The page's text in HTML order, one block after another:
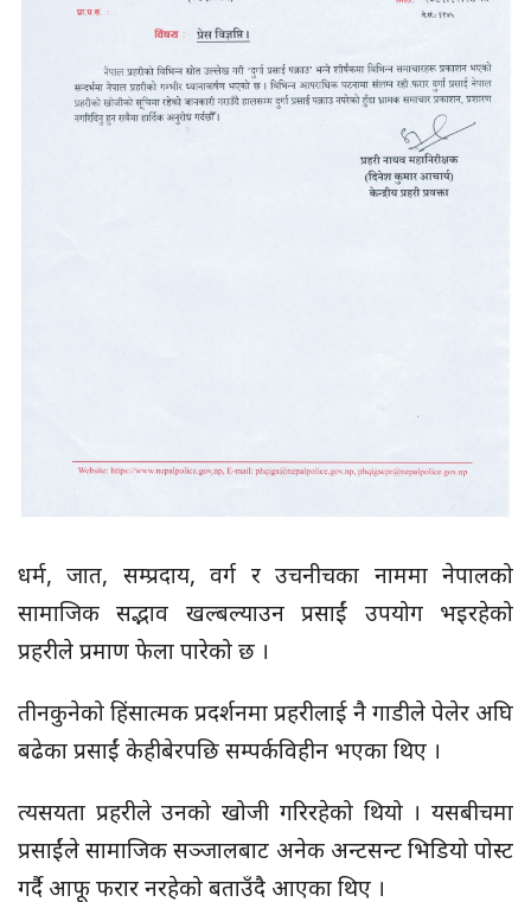
धर्म, जात, सम्प्रदाय, वर्ग र उचनीचका नाममा नेपालको
सामाजिक सद्भाव खल्बल्याउन प्रसाईं उपयोग भइरहेको
प्रहरीले प्रमाण फेला पारेको छ ।
तीनकुनेको हिंसात्मक प्रदर्शनमा प्रहरीलाई नै गाडीले पेलेर अघि
बढेका प्रसाईं केहीबेरपछि सम्पर्कविहीन भएका थिए ।
त्यसयता प्रहरीले उनको खोजी गरिरहेको थियो । यसबीचमा
प्रसाईंले सामाजिक सञ्जालबाट अनेक अन्टसन्ट भिडियो पोस्ट
गर्दै आफू फरार नरहेको बताउँदै आएका थिए ।